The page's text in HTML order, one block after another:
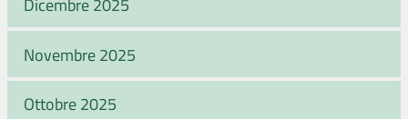
Dicembre 2025
Novembre 2025
Ottobre 2025